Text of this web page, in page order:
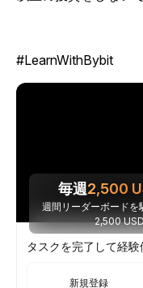
#LearnWithBybit
毎週2,500
週間リーダーボード
2,500
タスクを完了して経験
新規登録